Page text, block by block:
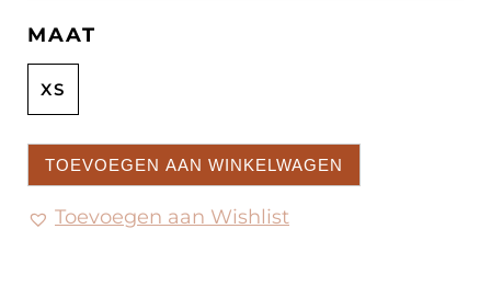
MAAT
XS
TOEVOEGEN AAN WINKELWAGEN
Toevoegen aan Wishlist